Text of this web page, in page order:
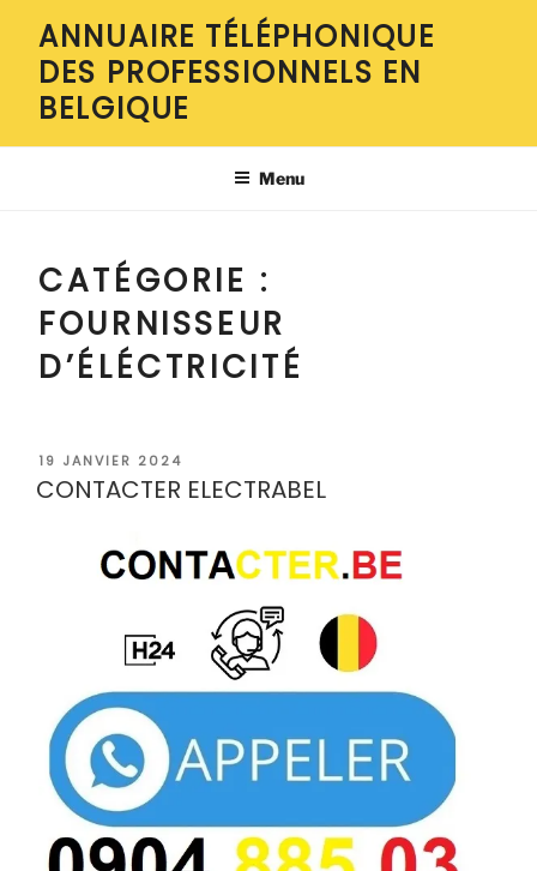
contenu
principal
ANNUAIRE TÉLÉPHONIQUE
DES PROFESSIONNELS EN
BELGIQUE
Menu
CATÉGORIE :
FOURNISSEUR
D’ÉLÉCTRICITÉ
PUBLIÉ
LE
19 JANVIER 2024
CONTACTER ELECTRABEL